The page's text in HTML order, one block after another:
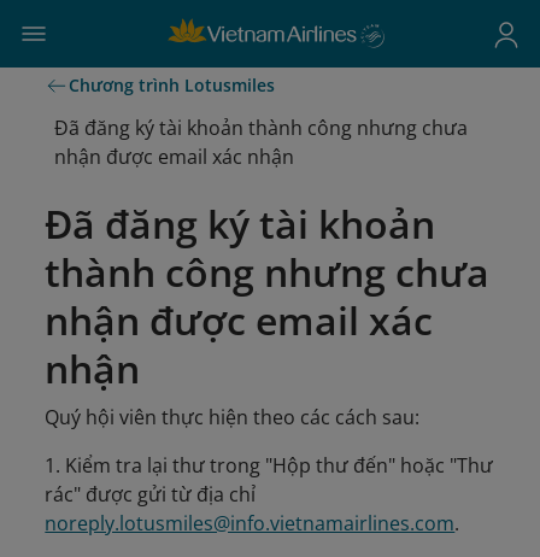
Chương trình Lotusmiles
Đã đăng ký tài khoản thành công nhưng chưa
nhận được email xác nhận
Đã đăng ký tài khoản
thành công nhưng chưa
nhận được email xác
nhận
Quý hội viên thực hiện theo các cách sau:
1. Kiểm tra lại thư trong "Hộp thư đến" hoặc "Thư
rác" được gửi từ địa chỉ
noreply.lotusmiles@info.vietnamairlines.com.